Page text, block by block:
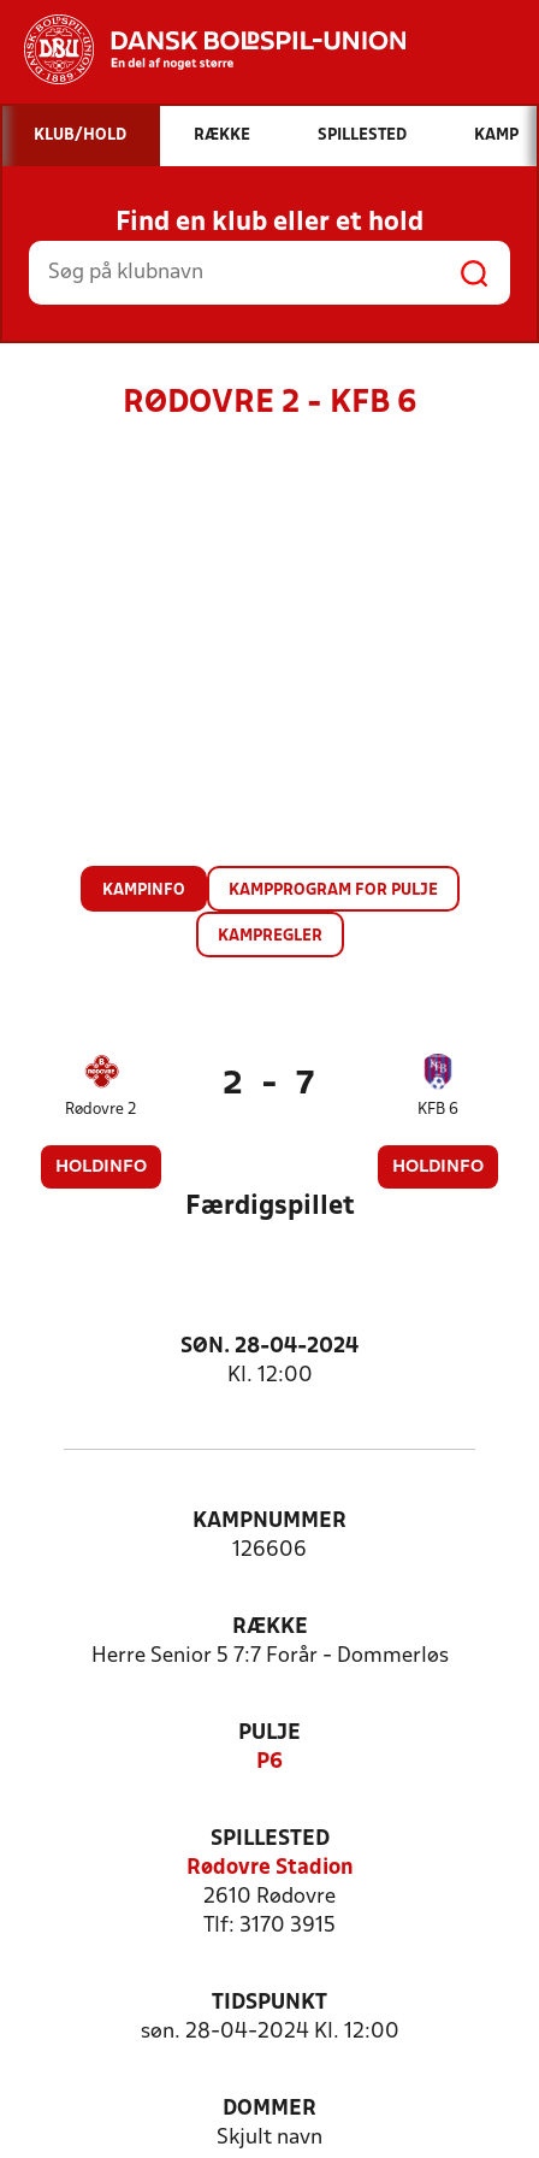
Hvad vil du søge efter?
INDHOLD OG NYHEDER
STILLINGER, RESULTATER, KLUBBER OG
HOLD
KLUB/HOLD RÆKKE SPILLESTED KAMP
Find en klub eller et hold
RØDOVRE 2 - KFB 6
KAMPINFO KAMPPROGRAM FOR PULJE
KAMPREGLER
Rødovre 2
HOLDINFO
2 - 7
KFB 6
HOLDINFO
Færdigspillet
SØN. 28-04-2024
Kl. 12:00
KAMPNUMMER
126606
RÆKKE
Herre Senior 5 7:7 Forår - Dommerløs
PULJE
P6
SPILLESTED
Rødovre Stadion
2610 Rødovre
Tlf: 3170 3915
TIDSPUNKT
søn. 28-04-2024 Kl. 12:00
DOMMER
Skjult navn